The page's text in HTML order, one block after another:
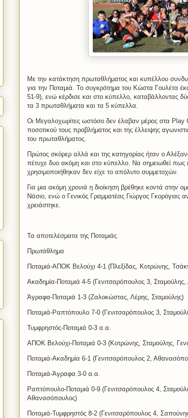
Με την κατάκτηση πρωταθλήματος και κυπέλλου
για την Ποταμιά. Το συγκρότημα του Κώστα Γουλέτα
51-9), ενώ κέρδισε και στο κύπελλο, καταβάλλοντας
τα 3 πρωταθλήματα και τα 5 κύπελλα.
Οι Μεγαλοχωρίτες ωστόσο δεν έλαβαν μέρος στα Play
ποσοτικού τους προβλήματος και της έλλειψης
του πρωταθλήματος.
Πρώτος σκόρερ αλλά και της κατηγορίας ήταν ο
πέτυχε δυο ακόμη και στο κύπελλο. Να σημειωθεί πως
χρησιμοποιήθηκαν δεν είχε το απόλυτο συμμετοχών.
Για μια ακόμη χρονιά η διοίκηση βρέθηκε κοντά στην
Νάσιο, ενώ ο Γενικός Γραμματέας Γιώργος Γκορόγιας
χρειάστηκε.
Τα αποτελέσματα της Ποταμιάς
Πρωτάθλημα
Ποταμιά-ΑΠΟΚ Βελούχι 4-1 (Πλεξίδας, Κοτρώνης,
Ακαδημία-Ποταμιά 4-5 (Γενιτσαρόπουλος 3, Σταμούλης,
Άγραφα-Ποταμιά 1-3 (Ζαλοκώστας, Λέρης, Σταμούλης)
Ποταμιά-Ραπτόπουλο 7-0 (Γενιτσαρόπουλος 3,
Τυμφρηστός-Ποταμιά 0-3 α.α.
ΑΠΟΚ Βελούχι-Ποταμιά 0-3 (Κοτρώνης, Σταμούλης,
Ποταμιά-Ακαδημία 6-1 (Γενιτσαρόπουλος 2,
Ποταμιά-Άγραφα 3-0 α.α.
Ραπτόπουλο-Ποταμιά 0-9 (Γενιτσαρόπουλος 4,
Αθανασόπουλος)
Ποταμιά-Τυμφρηστός 8-2 (Γενιτσαρόπουλος 4,